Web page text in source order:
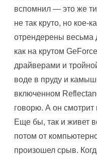
вспомнил — это же
не так круто, но кое-
отрендерены весьма
как на крутом
драйверами и
воде в пруду и
включенном
говорю. А он
Еще бы, так и живет
потом от
произошел срыв.